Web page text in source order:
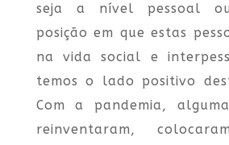
seja a nível pessoal
posição em que estas
na vida social e
temos o lado positivo
Com a pandemia,
reinventaram,